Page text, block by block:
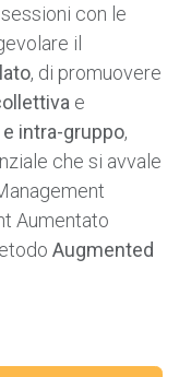
con le
il
, di promuovere
e
intra-gruppo,
che si avvale
Aumentato
Augmented